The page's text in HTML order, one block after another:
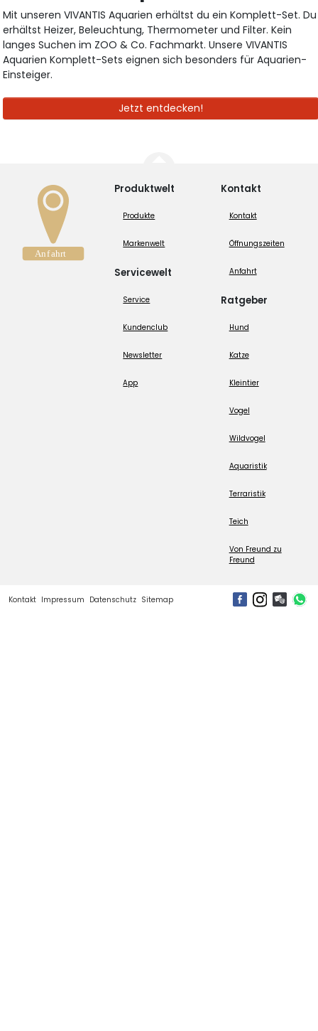
Mit unseren VIVANTIS Aquarien erhältst du ein Komplett-Set. Du
erhältst Heizer, Beleuchtung, Thermometer und Filter. Kein
langes Suchen im ZOO & Co. Fachmarkt. Unsere VIVANTIS
Aquarien Komplett-Sets eignen sich besonders für Aquarien-
Einsteiger.
Jetzt entdecken!
Produktwelt
Produkte
Markenwelt
Servicewelt
Service
Kundenclub
Newsletter
App
Kontakt
Kontakt
Öffnungszeiten
Anfahrt
Ratgeber
Hund
Katze
Kleintier
Vogel
Wildvogel
Aquaristik
Terraristik
Teich
Von Freund zu
Freund
Kontakt Impressum Datenschutz Sitemap